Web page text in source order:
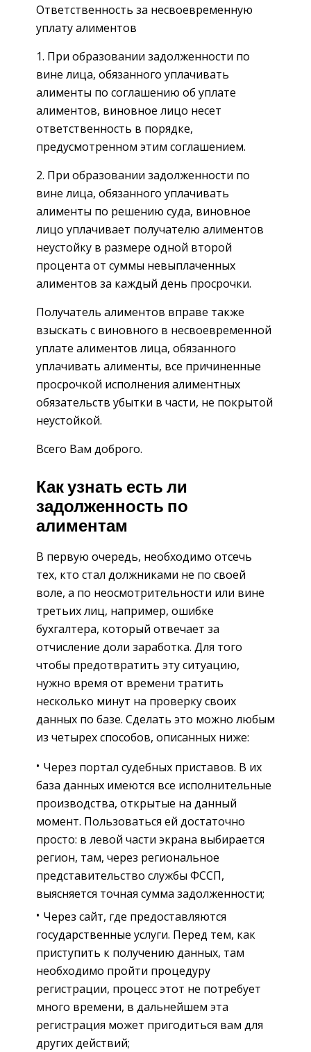
Ответственность за несвоевременную
уплату алиментов
1. При образовании задолженности по
вине лица, обязанного уплачивать
алименты по соглашению об уплате
алиментов, виновное лицо несет
ответственность в порядке,
предусмотренном этим соглашением.
2. При образовании задолженности по
вине лица, обязанного уплачивать
алименты по решению суда, виновное
лицо уплачивает получателю алиментов
неустойку в размере одной второй
процента от суммы невыплаченных
алиментов за каждый день просрочки.
Получатель алиментов вправе также
взыскать с виновного в несвоевременной
уплате алиментов лица, обязанного
уплачивать алименты, все причиненные
просрочкой исполнения алиментных
обязательств убытки в части, не покрытой
неустойкой.
Всего Вам доброго.
Как узнать есть ли
задолженность по
алиментам
В первую очередь, необходимо отсечь
тех, кто стал должниками не по своей
воле, а по неосмотрительности или вине
третьих лиц, например, ошибке
бухгалтера, который отвечает за
отчисление доли заработка. Для того
чтобы предотвратить эту ситуацию,
нужно время от времени тратить
несколько минут на проверку своих
данных по базе. Сделать это можно любым
из четырех способов, описанных ниже:
Через портал судебных приставов. В их
база данных имеются все исполнительные
производства, открытые на данный
момент. Пользоваться ей достаточно
просто: в левой части экрана выбирается
регион, там, через региональное
представительство службы ФССП,
выясняется точная сумма задолженности;
Через сайт, где предоставляются
государственные услуги. Перед тем, как
приступить к получению данных, там
необходимо пройти процедуру
регистрации, процесс этот не потребует
много времени, в дальнейшем эта
регистрация может пригодиться вам для
других действий;